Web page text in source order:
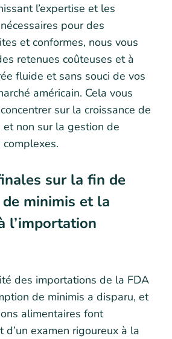
l’expertise et les
pour des
et conformes, nous vous
retenues coûteuses et à
fluide et sans souci de vos
américain. Cela vous
sur la croissance de
non sur la gestion de
sur la fin de
de minimis et la
l’importation
des importations de la FDA
de minimis a disparu, et
alimentaires font
d’un examen rigoureux à la